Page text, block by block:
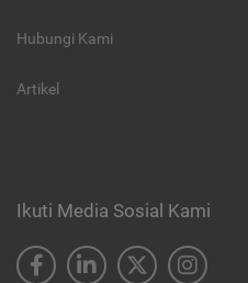
Hubungi Kami
Artikel
Ikuti Media Sosial Kami